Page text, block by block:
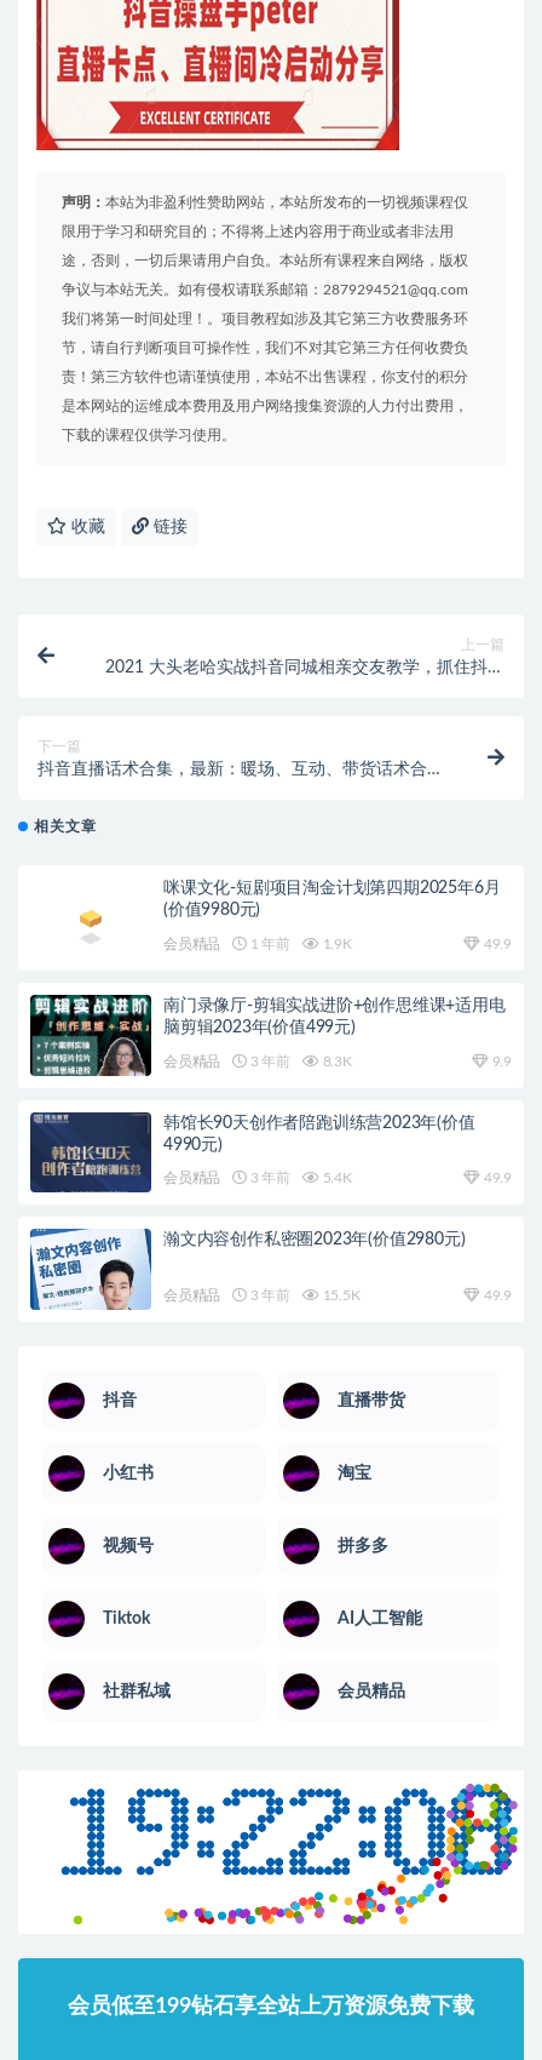
声明： 本站为非盈利性赞助网站，本站所发布的一切视频课程仅
限用于学习和研究目的；不得将上述内容用于商业或者非法用
途，否则，一切后果请用户自负。本站所有课程来自网络，版权
争议与本站无关。如有侵权请联系邮箱：2879294521@qq.com
我们将第一时间处理！。项目教程如涉及其它第三方收费服务环
节，请自行判断项目可操作性，我们不对其它第三方任何收费负
责！第三方软件也请谨慎使用，本站不出售课程，你支付的积分
是本网站的运维成本费用及用户网络搜集资源的人力付出费用，
下载的课程仅供学习使用。
收藏 链接
上一篇
2021 大头老哈实战抖音同城相亲交友教学，抓住抖音
下一篇
抖音直播话术合集，最新：暖场、互动、带货话术合
相关文章
咪课文化-短剧项目淘金计划第四期2025年6月
(价值9980元)
会员精品 1 年前 1.9K 49.9
南门录像厅-剪辑实战进阶+创作思维课+适用电
脑剪辑2023年(价值499元)
会员精品 3 年前 8.3K 9.9
韩馆长90天创作者陪跑训练营2023年(价值
4990元)
会员精品 3 年前 5.4K 49.9
瀚文内容创作私密圈2023年(价值2980元)
会员精品 3 年前 15.5K 49.9
抖音 直播带货
小红书 淘宝
视频号 拼多多
Tiktok AI人工智能
社群私域 会员精品
会员低至199钻石享全站上万资源免费下载